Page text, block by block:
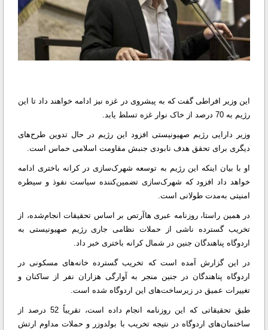
این وزیر افراطی گفت که به پیشروی در غزه نیز ادامه خواهند داد تا این
رژیم به 70 درصد از خاک نوار غزه تسلط یابد.
وزیر دارایی رژیم صهیونیستی افزود این رژیم در حال تدوین طرح‌های
دیگری برای تحقق هدف نابودی جنبش مقاومت اسلامی حماس است.
او با بیان اینکه این رژیم به توسعه شهرک‌سازی در کرانه باختری ادامه
خواهد داد افزود که شهرک‌سازی تضمین‌کننده سیاست نفوذ و سیطره
امنیتی به‌مدت طولانی است.
در همین راستا، روزنامه عبری هاآرتص بر اساس تحقیقات انجام‌شده، از
تخریب گسترده ناشی از حملات نظامی جاری رژیم صهیونیستی به
اردوگاه پناهندگان جنین در شمال کرانه باختری خبر داد.
در این گزارش آمده است که تخریب گسترده خانه‌های مسکونی در
اردوگاه پناهندگان در جنین منجر به آوارگی هزاران نفر از ساکنان و
تغییرات عمیق در زیرساخت‌های این اردوگاه شده است.
طبق تحقیقاتی که این روزنامه انجام داده است، تقریباً 52 درصد از
ساختمان‌های اردوگاه در نتیجه‌ تخریب با بولدوزر و حملات مداوم ارتش